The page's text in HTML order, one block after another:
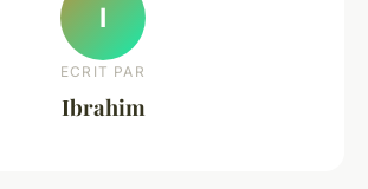
I
ECRIT PAR
Ibrahim